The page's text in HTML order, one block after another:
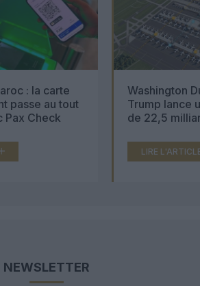
: la carte
passe au tout
Pax Check
Washington
Trump lance
de 22,5
LIRE
NEWSLETTER